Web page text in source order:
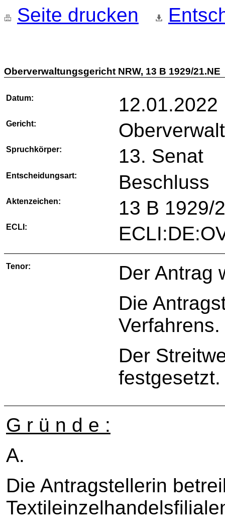
Seite drucken
Oberverwaltungsgericht NRW, 13 B 1929/21.NE
Datum: 12.01.2022
Gericht:
Spruchkörper: 13. Senat
Entscheidungsart: Beschluss
Aktenzeichen: 13 B 1929/
ECLI:
Tenor:
Der Antrag
Die
Verfahrens.
Der
festgesetzt.
G r ü n d e :
A.
Die Antragstellerin